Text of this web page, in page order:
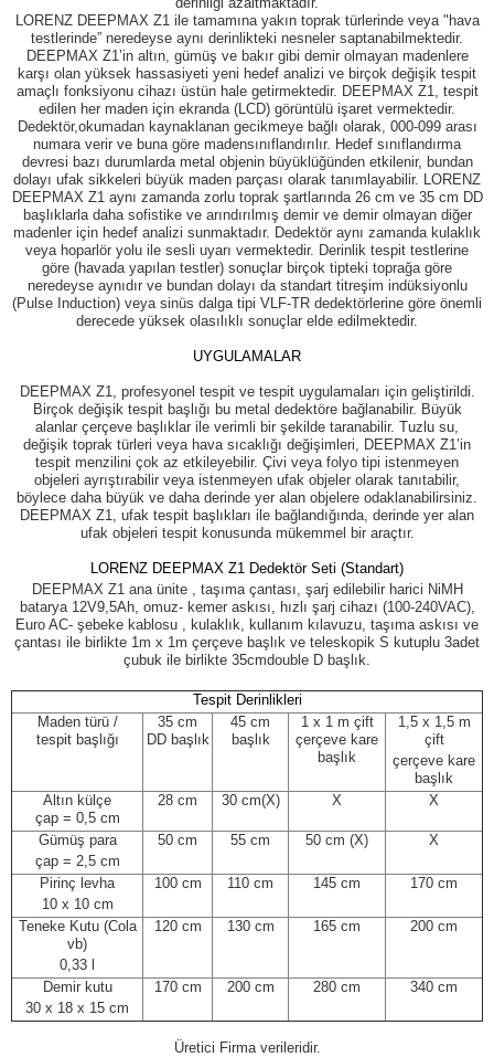
LORENZ DEEPMAX Z1 ile tamamına yakın toprak türlerinde veya "hava
testlerinde” neredeyse aynı derinlikteki nesneler saptanabilmektedir.
DEEPMAX Z1’in altın, gümüş ve bakır gibi demir olmayan madenlere
karşı olan yüksek hassasiyeti yeni hedef analizi ve birçok değişik tespit
amaçlı fonksiyonu cihazı üstün hale getirmektedir. DEEPMAX Z1, tespit
edilen her maden için ekranda (LCD) görüntülü işaret vermektedir.
Dedektör,okumadan kaynaklanan gecikmeye bağlı olarak, 000-099 arası
numara verir ve buna göre madensınıflandırılır. Hedef sınıflandırma
devresi bazı durumlarda metal objenin büyüklüğünden etkilenir, bundan
dolayı ufak sikkeleri büyük maden parçası olarak tanımlayabilir. LORENZ
DEEPMAX Z1 aynı zamanda zorlu toprak şartlarında 26 cm ve 35 cm DD
başlıklarla daha sofistike ve arındırılmış demir ve demir olmayan diğer
madenler için hedef analizi sunmaktadır. Dedektör aynı zamanda kulaklık
veya hoparlör yolu ile sesli uyarı vermektedir. Derinlik tespit testlerine
göre (havada yapılan testler) sonuçlar birçok tipteki toprağa göre
neredeyse aynıdır ve bundan dolayı da standart titreşim indüksiyonlu
(Pulse Induction) veya sinüs dalga tipi VLF-TR dedektörlerine göre önemli
derecede yüksek olasılıklı sonuçlar elde edilmektedir.
UYGULAMALAR
DEEPMAX Z1, profesyonel tespit ve tespit uygulamaları için geliştirildi.
Birçok değişik tespit başlığı bu metal dedektöre bağlanabilir. Büyük
alanlar çerçeve başlıklar ile verimli bir şekilde taranabilir. Tuzlu su,
değişik toprak türleri veya hava sıcaklığı değişimleri, DEEPMAX Z1’in
tespit menzilini çok az etkileyebilir. Çivi veya folyo tipi istenmeyen
objeleri ayrıştırabilir veya istenmeyen ufak objeler olarak tanıtabilir,
böylece daha büyük ve daha derinde yer alan objelere odaklanabilirsiniz.
DEEPMAX Z1, ufak tespit başlıkları ile bağlandığında, derinde yer alan
ufak objeleri tespit konusunda mükemmel bir araçtır.
LORENZ DEEPMAX Z1 Dedektör Seti (Standart)
DEEPMAX Z1 ana ünite , taşıma çantası, şarj edilebilir harici NiMH
batarya 12V9,5Ah, omuz- kemer askısı, hızlı şarj cihazı (100-240VAC),
Euro AC- şebeke kablosu , kulaklık, kullanım kılavuzu, taşıma askısı ve
çantası ile birlikte 1m x 1m çerçeve başlık ve teleskopik S kutuplu 3adet
çubuk ile birlikte 35cmdouble D başlık.
Tespit Derinlikleri
Maden türü /
tespit başlığı
35 cm
DD başlık
45 cm
başlık
1 x 1 m çift
çerçeve kare
başlık
1,5 x 1,5 m
çift
çerçeve kare
başlık
Altın külçe
çap = 0,5 cm
28 cm 30 cm(X) X X
Gümüş para
çap = 2,5 cm
50 cm 55 cm 50 cm (X) X
Pirinç levha
10 x 10 cm
100 cm 110 cm 145 cm 170 cm
Teneke Kutu (Cola
vb)
0,33 l
120 cm 130 cm 165 cm 200 cm
Demir kutu
30 x 18 x 15 cm
170 cm 200 cm 280 cm 340 cm
Üretici Firma verileridir.